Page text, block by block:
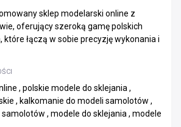
sklep modelarski online z
oferujący szeroką gamę polskich
które łączą w sobie precyzję wykonania i
, polskie modele do sklejania ,
, kalkomanie do modeli samolotów ,
, modele do sklejania , modele